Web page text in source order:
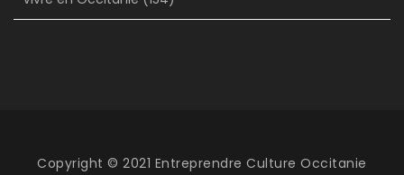
Copyright © 2021 Entreprendre Culture Occitanie